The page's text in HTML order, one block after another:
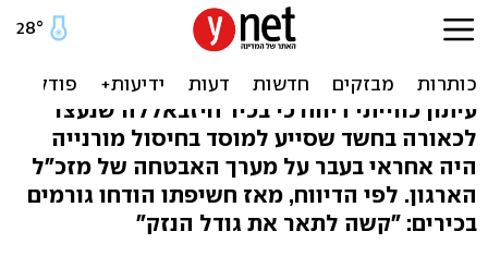
"המרגל מהמוסד - ראש
אבטחת נסראללה"
עיתון כווייתי דיווח כי בכיר חיזבאללה שנעצר
לכאורה בחשד שסייע למוסד בחיסול מורנייה
היה אחראי בעבר על מערך האבטחה של מזכ"ל
הארגון. לפי הדיווח, מאז חשיפתו הודחו גורמים
בכירים: "קשה לתאר את גודל הנזק"